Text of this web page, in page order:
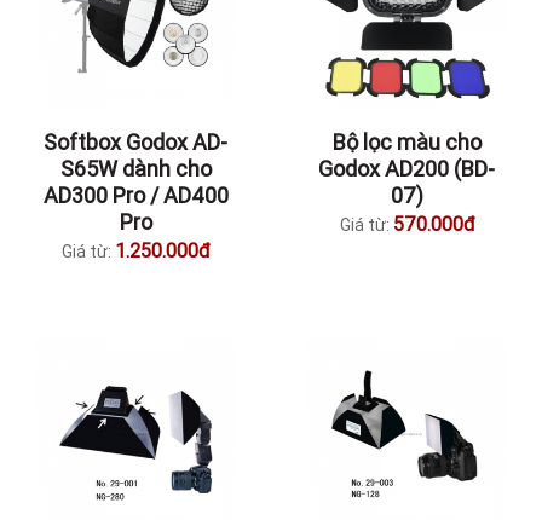
Softbox Godox AD-
S65W dành cho
AD300 Pro / AD400
Pro
Giá từ: 1.250.000đ
Bộ lọc màu cho
Godox AD200 (BD-
07)
Giá từ: 570.000đ